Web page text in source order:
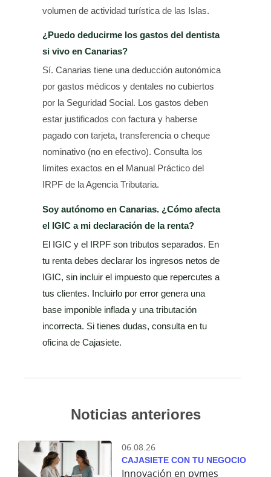
volumen de actividad turística de las Islas.
¿Puedo deducirme los gastos del dentista
si vivo en Canarias?
Sí. Canarias tiene una deducción autonómica
por gastos médicos y dentales no cubiertos
por la Seguridad Social. Los gastos deben
estar justificados con factura y haberse
pagado con tarjeta, transferencia o cheque
nominativo (no en efectivo). Consulta los
límites exactos en el Manual Práctico del
IRPF de la Agencia Tributaria.
Soy autónomo en Canarias. ¿Cómo afecta
el IGIC a mi declaración de la renta?
El IGIC y el IRPF son tributos separados. En
tu renta debes declarar los ingresos netos de
IGIC, sin incluir el impuesto que repercutes a
tus clientes. Incluirlo por error genera una
base imponible inflada y una tributación
incorrecta. Si tienes dudas, consulta en tu
oficina de Cajasiete.
Noticias anteriores
06.08.26
CAJASIETE CON TU NEGOCIO
Innovación en pymes